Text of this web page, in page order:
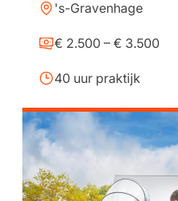
's-Gravenhage
€ 2.500 – € 3.500
40 uur praktijk